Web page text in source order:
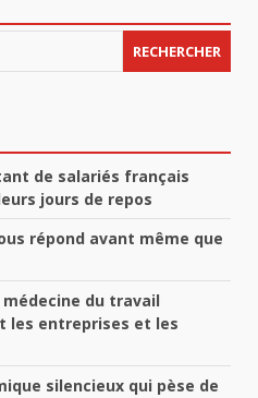
RECHERCHER
de salariés français
jours de repos
répond avant même que
médecine du travail
les entreprises et les
silencieux qui pèse de